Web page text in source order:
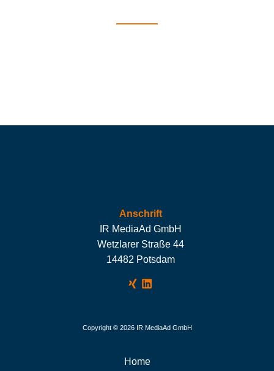
Anschrift
IR MediaAd GmbH
Wetzlarer Straße 44
14482 Potsdam
Copyright © 2026 IR MediaAd GmbH
Home